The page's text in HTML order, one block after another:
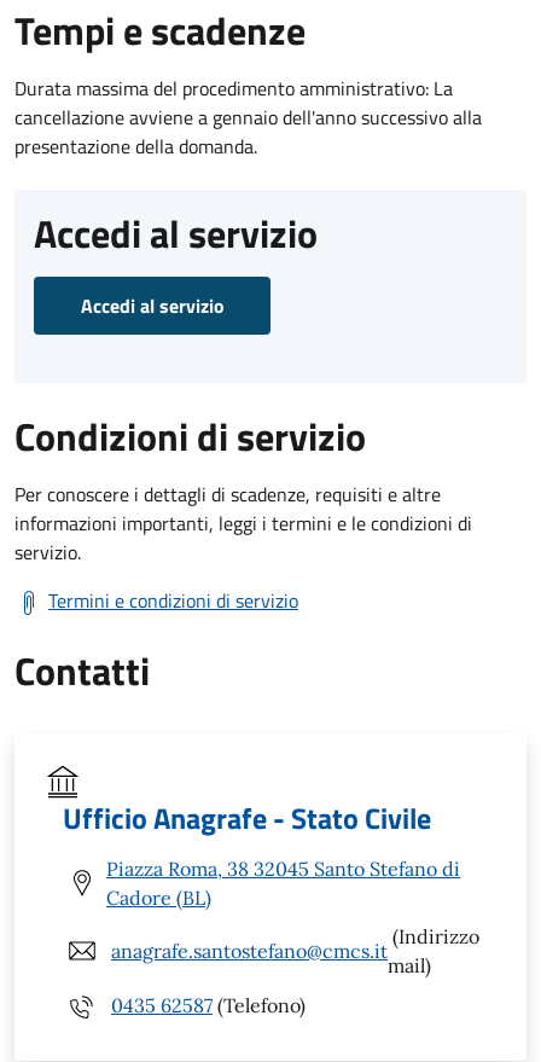
Tempi e scadenze
Durata massima del procedimento amministrativo: La
cancellazione avviene a gennaio dell'anno successivo alla
presentazione della domanda.
Accedi al servizio
Accedi al servizio
Condizioni di servizio
Per conoscere i dettagli di scadenze, requisiti e altre
informazioni importanti, leggi i termini e le condizioni di
servizio.
Termini e condizioni di servizio
Contatti
Ufficio Anagrafe - Stato Civile
Piazza Roma, 38 32045 Santo Stefano di
Cadore (BL)
anagrafe.santostefano@cmcs.it
(Indirizzo
mail)
0435 62587 (Telefono)